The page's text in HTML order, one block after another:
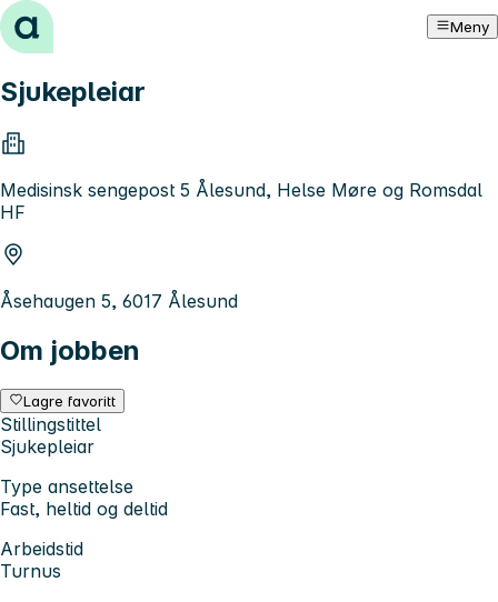
Hopp til innhold Meny
Sjukepleiar
Medisinsk sengepost 5 Ålesund, Helse Møre og Romsdal
HF
Åsehaugen 5, 6017 Ålesund
Om jobben
Lagre favoritt
Stillingstittel
Sjukepleiar
Type ansettelse
Fast, heltid og deltid
Arbeidstid
Turnus